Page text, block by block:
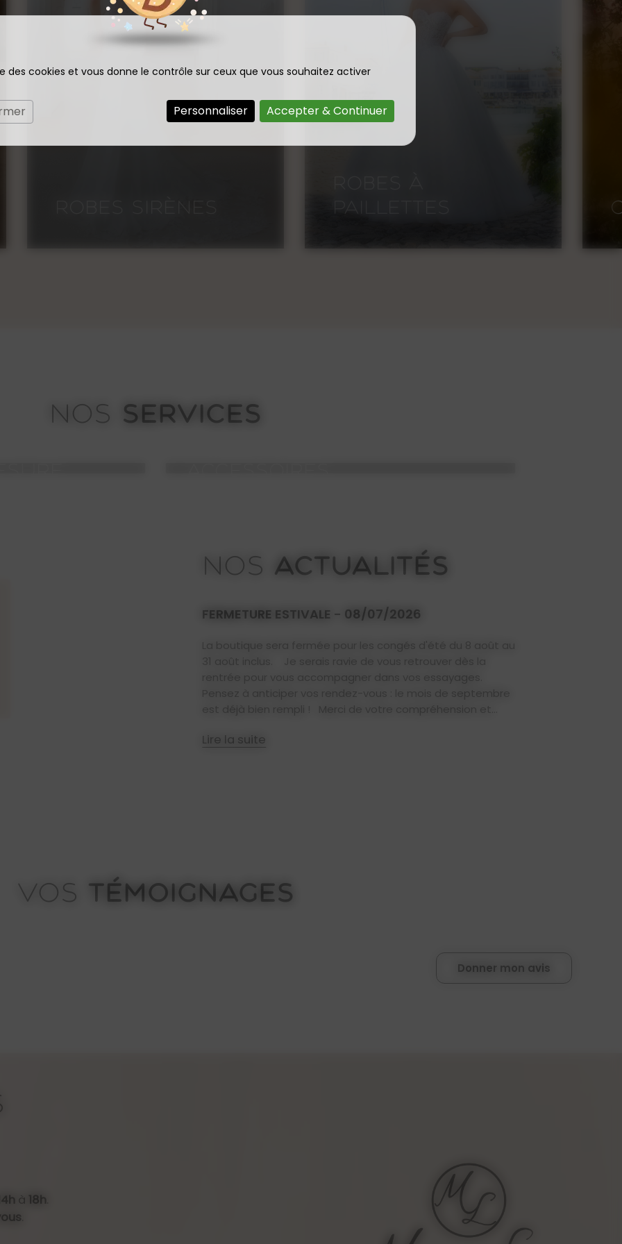
des cookies et vous donne le contrôle sur ceux que vous souhaitez activer
Accepter & Continuer
Personnaliser
CIVIL
NOS SERVICES
NOS ACTUALITÉS
FERMETURE ESTIVALE - 08/07/2026
Lire la suite
VOS TÉMOIGNAGES
Donner mon avis
à 18h